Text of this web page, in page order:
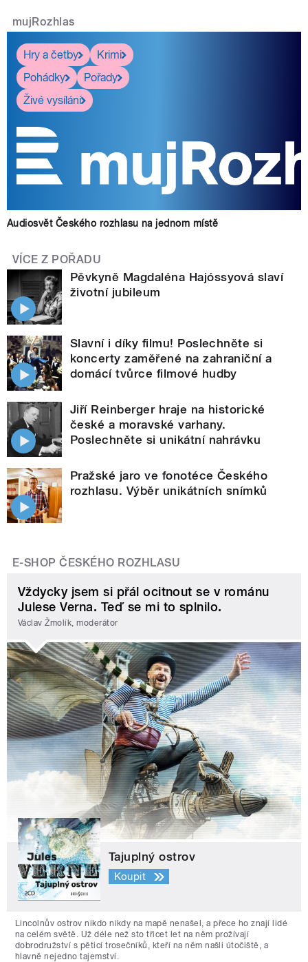
mujRozhlas
Hry a četby
Krimi
Pohádky
Pořady
Živé vysílání
Audiosvět Českého rozhlasu na jednom místě
VÍCE Z POŘADU
Pěvkyně Magdaléna Hajóssyová slaví
životní jubileum
Slavní i díky filmu! Poslechněte si
koncerty zaměřené na zahraniční a
domácí tvůrce filmové hudby
Jiří Reinberger hraje na historické
české a moravské varhany.
Poslechněte si unikátní nahrávku
Pražské jaro ve fonotéce Českého
rozhlasu. Výběr unikátních snímků
E-SHOP ČESKÉHO ROZHLASU
Vždycky jsem si přál ocitnout se v románu
Julese Verna. Teď se mi to splnilo.
Václav Žmolík, moderátor
Tajuplný ostrov
Koupit
Lincolnův ostrov nikdo nikdy na mapě nenašel, a přece ho znají lidé
na celém světě. Už déle než sto třicet let na něm prožívají
dobrodružství s pěticí trosečníků, kteří na něm našli útočiště, a
hlavně nejedno tajemství.